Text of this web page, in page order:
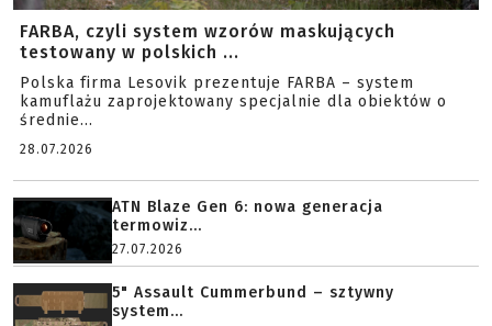
FARBA, czyli system wzorów maskujących
testowany w polskich ...
Polska firma Lesovik prezentuje FARBA – system
kamuflażu zaprojektowany specjalnie dla obiektów o
średnie...
28.07.2026
ATN Blaze Gen 6: nowa generacja
termowiz...
27.07.2026
5" Assault Cummerbund – sztywny
system...